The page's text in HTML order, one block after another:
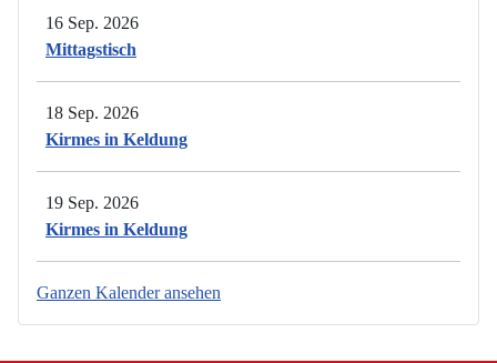
16 Sep. 2026
Mittagstisch
18 Sep. 2026
Kirmes in Keldung
19 Sep. 2026
Kirmes in Keldung
Ganzen Kalender ansehen